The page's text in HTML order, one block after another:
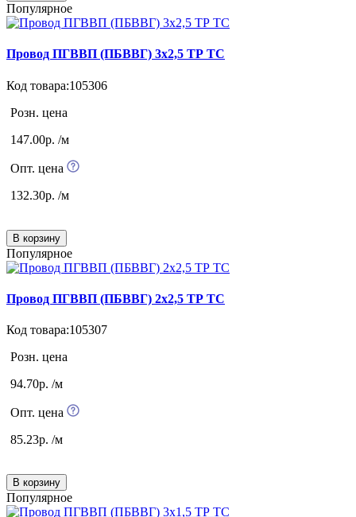
Популярное
Провод ПГВВП (ПБВВГ) 3х2,5 ТР ТС
Код товара:105306
Розн. цена
147.00р. /м
Опт. цена
132.30р. /м
В корзину
Популярное
Провод ПГВВП (ПБВВГ) 2х2,5 ТР ТС
Код товара:105307
Розн. цена
94.70р. /м
Опт. цена
85.23р. /м
В корзину
Популярное